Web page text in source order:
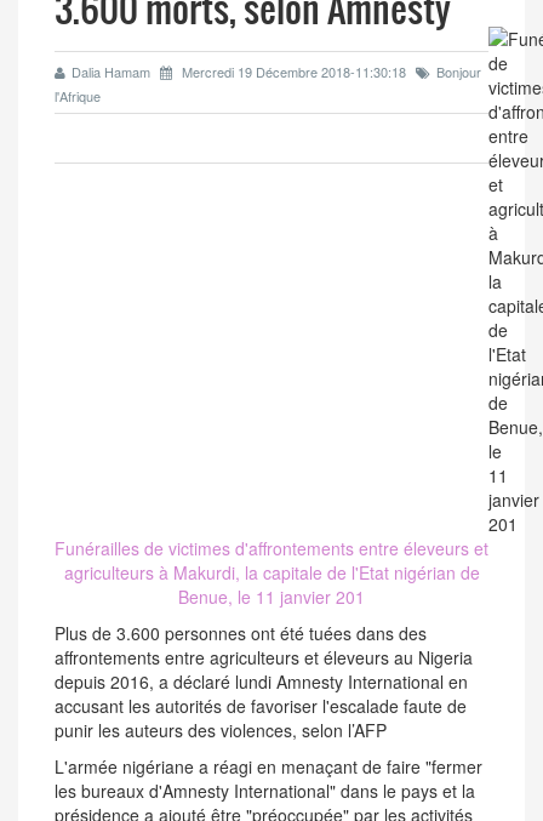
Dalia Hamam Mercredi 19 Décembre 2018-11:30:18
Bonjour
l'Afrique
Funérailles de victimes d'affrontements entre éleveurs et
agriculteurs à Makurdi, la capitale de l'Etat nigérian de
Benue, le 11 janvier 201
Plus de 3.600 personnes ont été tuées dans des
affrontements entre agriculteurs et éleveurs au Nigeria
depuis 2016, a déclaré lundi Amnesty International en
accusant les autorités de favoriser l'escalade faute de
punir les auteurs des violences, selon l’AFP
L'armée nigériane a réagi en menaçant de faire "fermer
les bureaux d'Amnesty International" dans le pays et la
présidence a ajouté être "préoccupée" par les activités